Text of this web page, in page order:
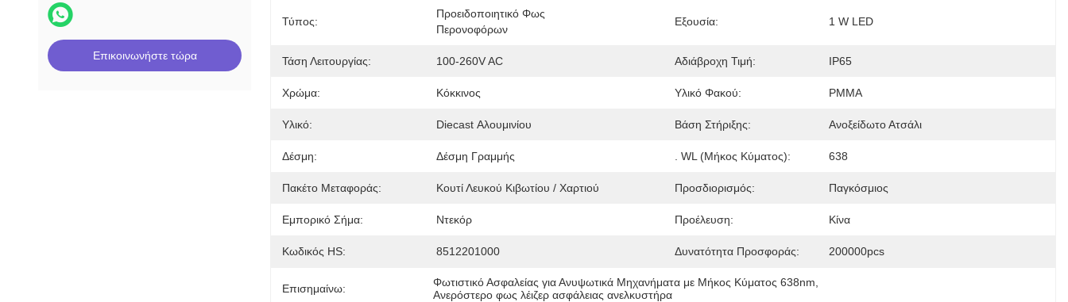
Επικοινωνήστε τώρα
Τύπος:
Προειδοποιητικό Φως
Περονοφόρων
Εξουσία: 1 W LED
Τάση Λειτουργίας: 100-260V AC Αδιάβροχη Τιμή: IP65
Χρώμα: Κόκκινος Υλικό Φακού: PMMA
Υλικό: Diecast Αλουμινίου Βάση Στήριξης: Ανοξείδωτο Ατσάλι
Δέσμη: Δέσμη Γραμμής . WL (μήκος Κύματος): 638
Πακέτο Μεταφοράς: Κουτί Λευκού Κιβωτίου / Χαρτιού Προσδιορισμός: Παγκόσμιος
Εμπορικό Σήμα: Ντεκόρ Προέλευση: Κίνα
Κωδικός HS: 8512201000 Δυνατότητα Προσφοράς: 200000pcs
Επισημαίνω: Φωτιστικό Ασφαλείας για Ανυψωτικά Μηχανήματα με Μήκος Κύματος 638nm
Ανερόστερο φως λέιζερ ασφάλειας ανελκυστήρα